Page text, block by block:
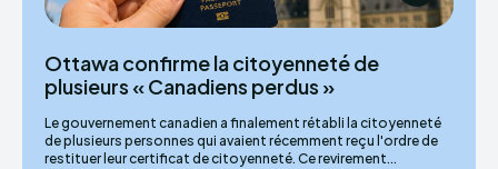
Ottawa confirme la citoyenneté de
plusieurs « Canadiens perdus »
Le gouvernement canadien a finalement rétabli la citoyenneté
de plusieurs personnes qui avaient récemment reçu l'ordre de
restituer leur certificat de citoyenneté. Ce revirement...